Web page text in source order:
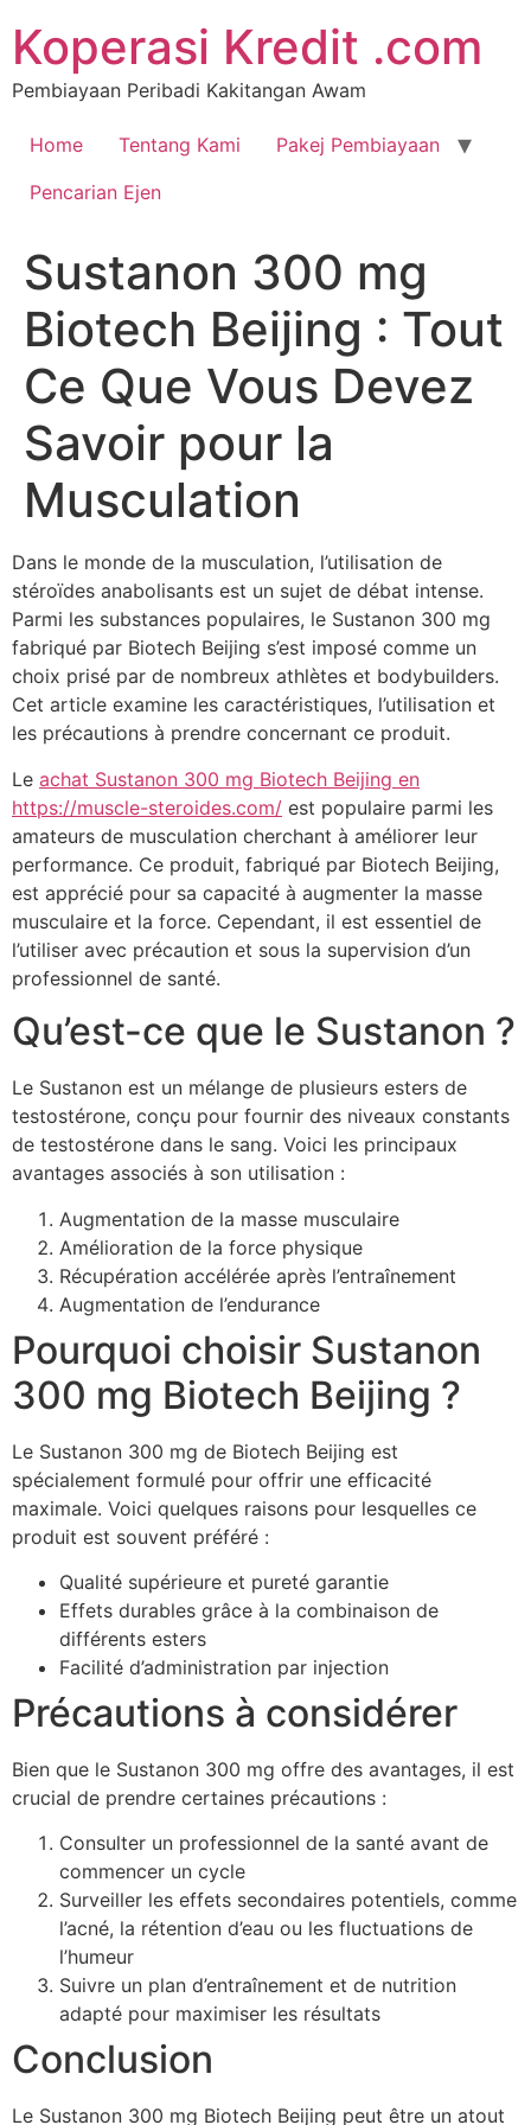
Koperasi Kredit .com
Pembiayaan Peribadi Kakitangan Awam
Home Tentang Kami
Pakej Pembiayaan
Pencarian Ejen
Sustanon 300 mg
Biotech Beijing : Tout
Ce Que Vous Devez
Savoir pour la
Musculation
Dans le monde de la musculation, l’utilisation de
stéroïdes anabolisants est un sujet de débat intense.
Parmi les substances populaires, le Sustanon 300 mg
fabriqué par Biotech Beijing s’est imposé comme un
choix prisé par de nombreux athlètes et bodybuilders.
Cet article examine les caractéristiques, l’utilisation et
les précautions à prendre concernant ce produit.
Le achat Sustanon 300 mg Biotech Beijing en
https://muscle-steroides.com/ est populaire parmi les
amateurs de musculation cherchant à améliorer leur
performance. Ce produit, fabriqué par Biotech Beijing,
est apprécié pour sa capacité à augmenter la masse
musculaire et la force. Cependant, il est essentiel de
l’utiliser avec précaution et sous la supervision d’un
professionnel de santé.
Qu’est-ce que le Sustanon ?
Le Sustanon est un mélange de plusieurs esters de
testostérone, conçu pour fournir des niveaux constants
de testostérone dans le sang. Voici les principaux
avantages associés à son utilisation :
Augmentation de la masse musculaire
Amélioration de la force physique
Récupération accélérée après l’entraînement
Augmentation de l’endurance
Pourquoi choisir Sustanon
300 mg Biotech Beijing ?
Le Sustanon 300 mg de Biotech Beijing est
spécialement formulé pour offrir une efficacité
maximale. Voici quelques raisons pour lesquelles ce
produit est souvent préféré :
Qualité supérieure et pureté garantie
Effets durables grâce à la combinaison de
différents esters
Facilité d’administration par injection
Précautions à considérer
Bien que le Sustanon 300 mg offre des avantages, il est
crucial de prendre certaines précautions :
Consulter un professionnel de la santé avant de
commencer un cycle
Surveiller les effets secondaires potentiels, comme
l’acné, la rétention d’eau ou les fluctuations de
l’humeur
Suivre un plan d’entraînement et de nutrition
adapté pour maximiser les résultats
Conclusion
Le Sustanon 300 mg Biotech Beijing peut être un atout